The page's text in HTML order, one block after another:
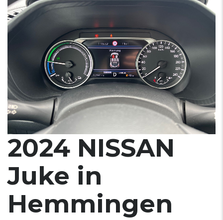
2024 NISSAN
Juke in
Hemmingen